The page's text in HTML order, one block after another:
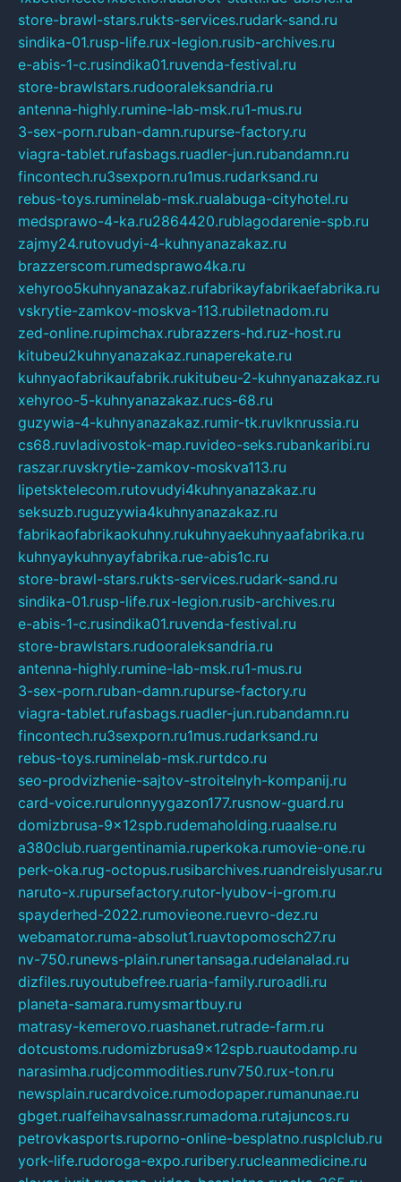
store-brawl-stars.rukts-services.rudark-sand.ru
sindika-01.rusp-life.rux-legion.rusib-archives.ru
e-abis-1-c.rusindika01.ruvenda-festival.ru
store-brawlstars.rudooraleksandria.ru
antenna-highly.rumine-lab-msk.ru1-mus.ru
3-sex-porn.ruban-damn.rupurse-factory.ru
viagra-tablet.rufasbags.ruadler-jun.rubandamn.ru
fincontech.ru3sexporn.ru1mus.rudarksand.ru
rebus-toys.ruminelab-msk.rualabuga-cityhotel.ru
medsprawo-4-ka.ru2864420.rublagodarenie-spb.ru
zajmy24.rutovudyi-4-kuhnyanazakaz.ru
brazzerscom.rumedsprawo4ka.ru
xehyroo5kuhnyanazakaz.rufabrikayfabrikaefabrika.ru
vskrytie-zamkov-moskva-113.rubiletnadom.ru
zed-online.rupimchax.rubrazzers-hd.ruz-host.ru
kitubeu2kuhnyanazakaz.runaperekate.ru
kuhnyaofabrikaufabrik.rukitubeu-2-kuhnyanazakaz.ru
xehyroo-5-kuhnyanazakaz.rucs-68.ru
guzywia-4-kuhnyanazakaz.rumir-tk.ruvlknrussia.ru
cs68.ruvladivostok-map.ruvideo-seks.rubankaribi.ru
raszar.ruvskrytie-zamkov-moskva113.ru
lipetsktelecom.rutovudyi4kuhnyanazakaz.ru
seksuzb.ruguzywia4kuhnyanazakaz.ru
fabrikaofabrikaokuhny.rukuhnyaekuhnyaafabrika.ru
kuhnyaykuhnyayfabrika.rue-abis1c.ru
store-brawl-stars.rukts-services.rudark-sand.ru
sindika-01.rusp-life.rux-legion.rusib-archives.ru
e-abis-1-c.rusindika01.ruvenda-festival.ru
store-brawlstars.rudooraleksandria.ru
antenna-highly.rumine-lab-msk.ru1-mus.ru
3-sex-porn.ruban-damn.rupurse-factory.ru
viagra-tablet.rufasbags.ruadler-jun.rubandamn.ru
fincontech.ru3sexporn.ru1mus.rudarksand.ru
rebus-toys.ruminelab-msk.rurtdco.ru
seo-prodvizhenie-sajtov-stroitelnyh-kompanij.ru
card-voice.rurulonnyygazon177.rusnow-guard.ru
domizbrusa-9x12spb.rudemaholding.ruaalse.ru
a380club.ruargentinamia.ruperkoka.rumovie-one.ru
perk-oka.rug-octopus.rusibarchives.ruandreislyusar.ru
naruto-x.rupursefactory.rutor-lyubov-i-grom.ru
spayderhed-2022.rumovieone.ruevro-dez.ru
webamator.ruma-absolut1.ruavtopomosch27.ru
nv-750.runews-plain.runertansaga.rudelanalad.ru
dizfiles.ruyoutubefree.ruaria-family.ruroadli.ru
planeta-samara.rumysmartbuy.ru
matrasy-kemerovo.ruashanet.rutrade-farm.ru
dotcustoms.rudomizbrusa9x12spb.ruautodamp.ru
narasimha.rudjcommodities.runv750.rux-ton.ru
newsplain.rucardvoice.rumodopaper.rumanunae.ru
gbget.rualfeihavsalnassr.rumadoma.rutajuncos.ru
petrovkasports.ruporno-online-besplatno.rusplclub.ru
york-life.rudoroga-expo.ruribery.rucleanmedicine.ru